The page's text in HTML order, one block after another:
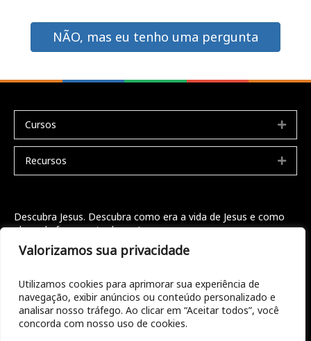
Valorizamos sua privacidade
Utilizamos cookies para aprimorar sua experiência de
navegação, exibir anúncios ou conteúdo personalizado e
analisar nosso tráfego. Ao clicar em “Aceitar todos”, você
concorda com nosso uso de cookies.
NÃO, mas eu tenho uma pergunta
Cursos
Recursos
Descubra Jesus. Descubra como era a vida de Jesus e como
ele pode fazer parte da sua!
Doações
Entre em contato